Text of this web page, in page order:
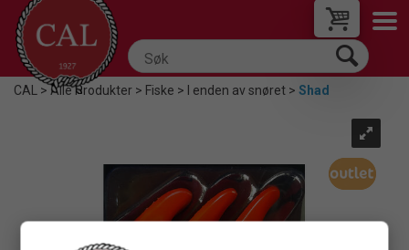
CAL >Alle Produkter>Fiske> I enden av snøret>Shad